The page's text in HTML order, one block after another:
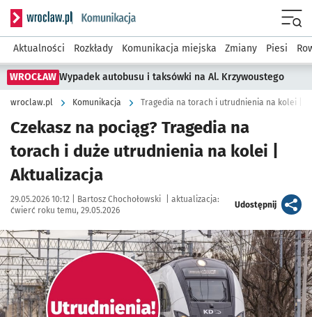
Serwis informacyjny wroclaw.pl podserwis: Komunikacja
Aktualności Rozkłady Komunikacja miejska Zmiany Piesi
WROCŁAW Wypadek autobusu i taksówki na Al. Krzywoustego
wroclaw.pl Komunikacja Tragedia na torach i utrudnienia na kolei |
Czekasz na pociąg? Tragedia na
torach i duże utrudnienia na kolei |
Aktualizacja
Data publikacji:
29.05.2026 10:12 | Autor:
Bartosz Chochołowski
aktualizacja:
ćwierć roku temu, 29.05.2026
Udostępnijartykuł
Kliknij, aby powiększyć